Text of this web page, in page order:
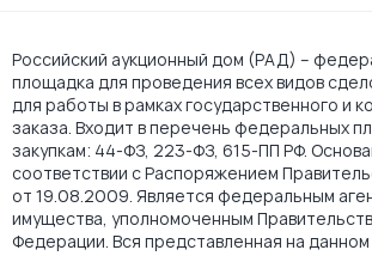
Российский аукционный дом (РАД) –
площадка для проведения всех видов
для работы в рамках государственного и
заказа. Входит в перечень федеральных
закупкам: 44-ФЗ, 223-ФЗ, 615-ПП РФ.
соответствии с Распоряжением
от 19.08.2009. Является федеральным
имущества, уполномоченным
Федерации. Вся представленная на